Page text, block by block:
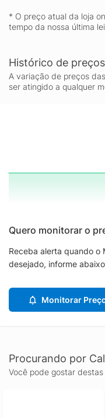
* O preço atual da loja
tempo da nossa última
Histórico de preços
A variação de preços
ser atingido a qualquer
Quero monitorar o
Receba alerta quando o
desejado, informe
Monitorar
Procurando por
Você pode gostar